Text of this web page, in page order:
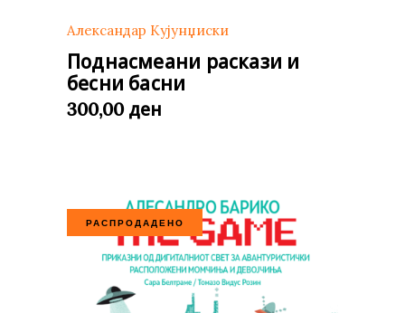
Александар Кујунџиски
Поднасмеани раскази и
бесни басни
300,00 ден
РАСПРОДАДЕНО